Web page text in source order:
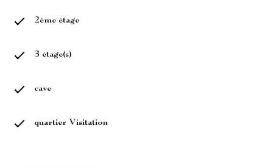
2ème étage
3 étage(s)
cave
quartier Visitation